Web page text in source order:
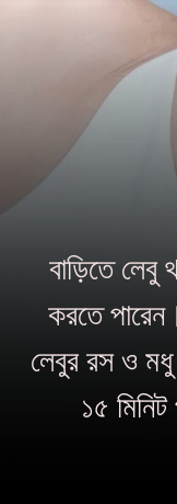
বাড়িতে লেবু
করতে
লেবুর রস ও মধু
১৫